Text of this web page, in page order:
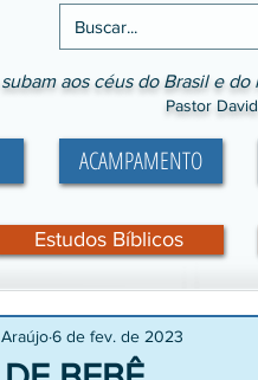
aos céus do Brasil e
Pastor
ACAMPAMENTO
Estudos Bíblicos
6 de fev. de 2023